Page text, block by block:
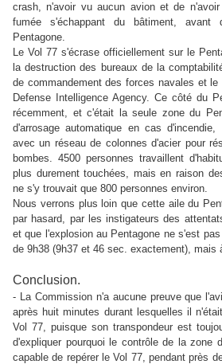
crash, n'avoir vu aucun avion et de
fumée s'échappant du bâtiment,
Pentagone.
Le Vol 77 s'écrase officiellement sur le
la destruction des bureaux de la
de commandement des forces navales et
Defense Intelligence Agency. Ce côté du
récemment, et c'était la seule zone du
d'arrosage automatique en cas
avec un réseau de colonnes d'acier pour
bombes. 4500 personnes travaillent
plus durement touchées, mais en raison
ne s'y trouvait que 800 personnes environ.
Nous verrons plus loin que cette aile du
par hasard, par les instigateurs des
et que l'explosion au Pentagone ne s'est
de 9h38 (9h37 et 46 sec. exactement), mais
Conclusion.
- La Commission n'a aucune preuve que
après huit minutes durant lesquelles il
Vol 77, puisque son transpondeur est
d'expliquer pourquoi le contrôle de la zone
capable de repérer le Vol 77, pendant près